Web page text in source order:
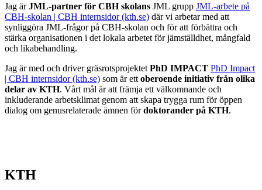
Jag ärJML-partner för CBH skolans JML grupp JML-arbete på
CBH-skolan | CBH internsidor (kth.se) där vi arbetar med att
synliggöra JML-frågor på CBH-skolan och för att förbättra och
stärka organisationen i det lokala arbetet för jämställdhet, mångfald
och likabehandling.
Jag är med och driver gräsrotsprojektet PhD IMPACT PhD Impact
| CBH internsidor (kth.se) som är ett oberoende initiativ från olika
delar av KTH. Vårt mål är att främja ett välkomnande och
inkluderande arbetsklimat genom att skapa trygga rum för öppen
dialog om genusrelaterade ämnen fördoktorander på KTH.
KTH